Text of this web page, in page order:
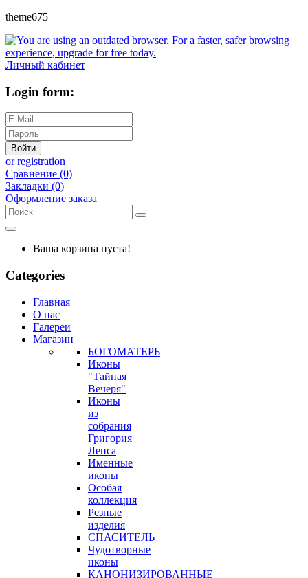
theme675
Личный кабинет
Login form:
Войти
or registration
Сравнение (0)
Закладки (0)
Оформление заказа
Ваша корзина пуста!
Categories
Главная
О нас
Галереи
Магазин
БОГОМАТЕРЬ
Иконы
"Тайная
Вечеря"
Иконы
из
собрания
Григория
Лепса
Именные
иконы
Особая
коллекция
Резные
изделия
СПАСИТЕЛЬ
Чудотворные
иконы
КАНОНИЗИРОВАННЫЕ